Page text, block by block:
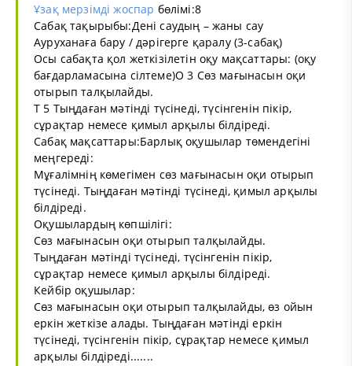
Ұзақ мерзімді жоспар бөлімі:8
Сабақ тақырыбы:Дені саудың – жаны сау
Ауруханаға бару / дәрігерге қаралу (3-сабақ)
Осы сабақта қол жеткізілетін оқу мақсаттары: (оқу
бағдарламасына сілтеме)О 3 Сөз мағынасын оқи
отырып талқылайды.
Т 5 Тыңдаған мәтінді түсінеді, түсінгенін пікір,
сұрақтар немесе қимыл арқылы білдіреді.
Сабақ мақсаттары:Барлық оқушылар төмендегіні
меңгереді:
Мұғалімнің көмегімен сөз мағынасын оқи отырып
түсінеді. Тыңдаған мәтінді түсінеді, қимыл арқылы
білдіреді.
Оқушылардың көпшілігі:
Сөз мағынасын оқи отырып талқылайды.
Тыңдаған мәтінді түсінеді, түсінгенін пікір,
сұрақтар немесе қимыл арқылы білдіреді.
Кейбір оқушылар:
Сөз мағынасын оқи отырып талқылайды, өз ойын
еркін жеткізе алады. Тыңдаған мәтінді еркін
түсінеді, түсінгенін пікір, сұрақтар немесе қимыл
арқылы білдіреді.......